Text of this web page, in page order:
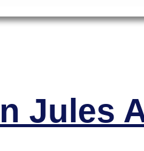
Jules